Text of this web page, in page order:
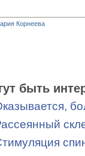
Корнеева
быть